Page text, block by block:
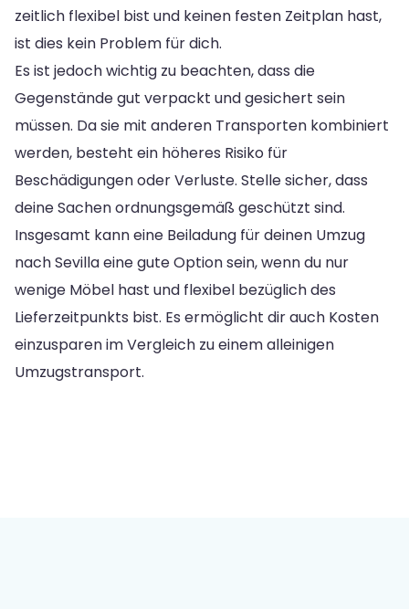
zeitlich flexibel bist und keinen festen Zeitplan hast,
ist dies kein Problem für dich.
Es ist jedoch wichtig zu beachten, dass die
Gegenstände gut verpackt und gesichert sein
müssen. Da sie mit anderen Transporten kombiniert
werden, besteht ein höheres Risiko für
Beschädigungen oder Verluste. Stelle sicher, dass
deine Sachen ordnungsgemäß geschützt sind.
Insgesamt kann eine Beiladung für deinen Umzug
nach Sevilla eine gute Option sein, wenn du nur
wenige Möbel hast und flexibel bezüglich des
Lieferzeitpunkts bist. Es ermöglicht dir auch Kosten
einzusparen im Vergleich zu einem alleinigen
Umzugstransport.